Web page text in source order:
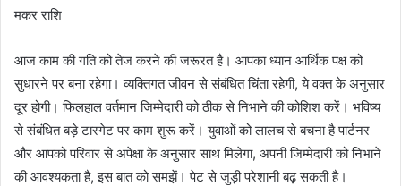
मकर राशि
आज काम की गति को तेज करने की जरूरत है। आपका ध्यान आर्थिक पक्ष को
सुधारने पर बना रहेगा। व्यक्तिगत जीवन से संबंधित चिंता रहेगी, ये वक्त के अनुसार
दूर होगी। फिलहाल वर्तमान जिम्मेदारी को ठीक से निभाने की कोशिश करें। भविष्य
से संबंधित बड़े टारगेट पर काम शुरू करें। युवाओं को लालच से बचना है पार्टनर
और आपको परिवार से अपेक्षा के अनुसार साथ मिलेगा, अपनी जिम्मेदारी को निभाने
की आवश्यकता है, इस बात को समझें। पेट से जुड़ी परेशानी बढ़ सकती है।